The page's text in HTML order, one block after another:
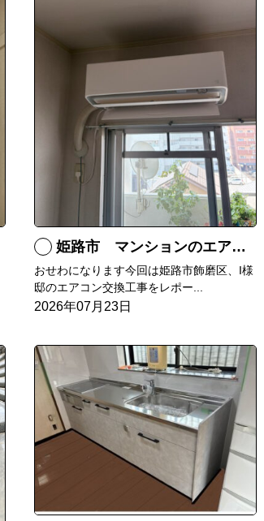
姫路市 マンションのエアコンをダイキンRXへ交換
おせわになります今回は姫路市飾磨区、I様
邸のエアコン交換工事をレポー...
2026年07月23日